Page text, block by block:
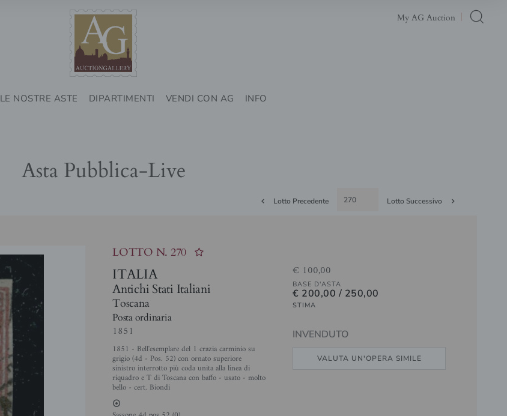
My AG Auction
LE NOSTRE ASTE DIPARTIMENTI VENDI CON AG INFO
Asta Pubblica-Live
Lotto Precedente Lotto Successivo
LOTTO N. 270
ITALIA
Antichi Stati Italiani
Toscana
Posta ordinaria
1851
1851 - Bell'esemplare del 1 crazia carminio su
grigio (4d - Pos. 52) con ornato superiore
sinistro interrotto più coda unita alla linea di
riquadro e T di Toscana con baffo - usato - molto
bello - cert. Biondi
2
€ 100,00
BASE D'ASTA
€ 200,00 / 250,00
STIMA
INVENDUTO
VALUTA UN'OPERA SIMILE